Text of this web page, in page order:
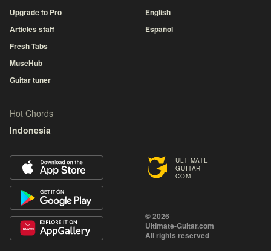
ULTIMATE
GUITAR
COM
© 2026
Ultimate-Guitar.com
All rights reserved
Upgrade to Pro
Articles staff
Fresh Tabs
MuseHub
Guitar tuner
English
Español
Hot Chords
Indonesia